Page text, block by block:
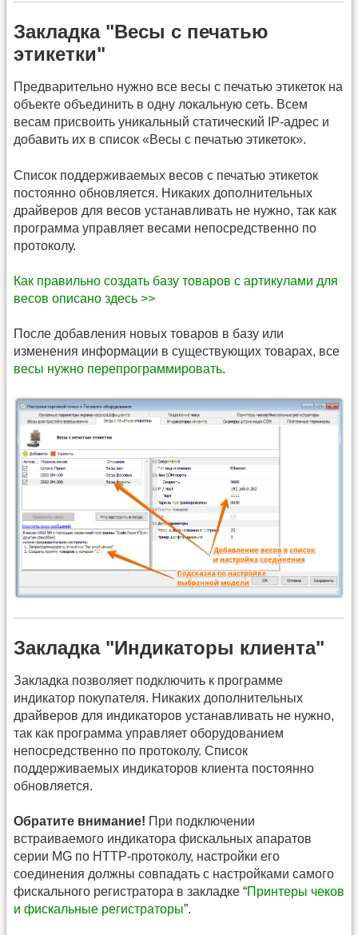
Закладка "Весы с печатью
этикетки"
Предварительно нужно все весы с печатью этикеток на
объекте объединить в одну локальную сеть. Всем
весам присвоить уникальный статический IP-адрес и
добавить их в список «Весы с печатью этикеток».
Список поддерживаемых весов с печатью этикеток
постоянно обновляется. Никаких дополнительных
драйверов для весов устанавливать не нужно, так как
программа управляет весами непосредственно по
протоколу.
Как правильно создать базу товаров с артикулами для
весов описано здесь >>
После добавления новых товаров в базу или
изменения информации в существующих товарах, все
весы нужно перепрограммировать.
Закладка "Индикаторы клиента"
Закладка позволяет подключить к программе
индикатор покупателя. Никаких дополнительных
драйверов для индикаторов устанавливать не нужно,
так как программа управляет оборудованием
непосредственно по протоколу. Список
поддерживаемых индикаторов клиента постоянно
обновляется.
Обратите внимание! При подключении
встраиваемого индикатора фискальных апаратов
серии MG по HTTP-протоколу, настройки его
соединения должны совпадать с настройками самого
фискального регистратора в закладке “Принтеры чеков
и фискальные регистраторы”.